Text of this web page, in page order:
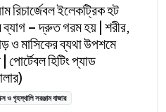
রিচার্জেবল ইলেকট্রিক হট
ব্যাগ – দ্রুত গরম হয় | শরীর,
ও মাসিকের ব্যথা উপশমে
| পোর্টেবল হিটিং প্যাড
ও গৃহস্থালি সরঞ্জাম বাজার